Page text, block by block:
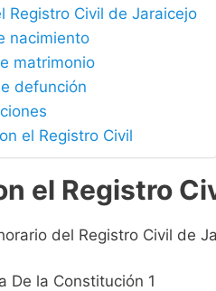
Registro Civil de Jaraicejo
nacimiento
matrimonio
defunción
el Registro Civil
el Registro
del Registro Civil de
De la Constitución 1